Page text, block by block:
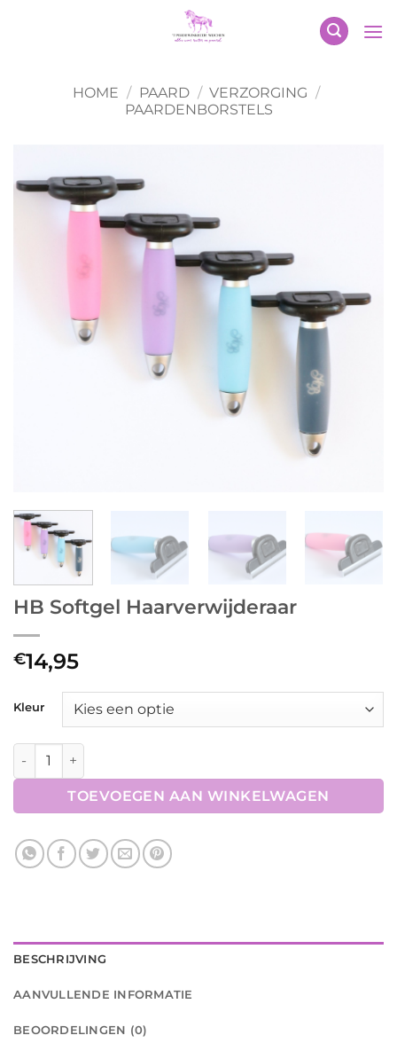
HOME / PAARD / VERZORGING /
PAARDENBORSTELS
HB Softgel Haarverwijderaar
€14,95
Kleur
HB Softgel Haarverwijderaar aantal
TOEVOEGEN AAN WINKELWAGEN
BESCHRIJVING
AANVULLENDE INFORMATIE
BEOORDELINGEN (0)